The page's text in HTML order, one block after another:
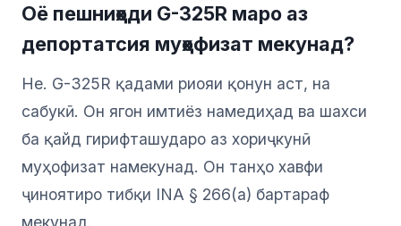
Оё пешниҳоди G-325R маро аз
депортатсия муҳофизат мекунад?
Не. G-325R қадами риояи қонун аст, на
сабукӣ. Он ягон имтиёз намедиҳад ва шахси
ба қайд гирифташударо аз хориҷкунӣ
муҳофизат намекунад. Он танҳо хавфи
ҷиноятиро тибқи INA § 266(a) бартараф
мекунад.